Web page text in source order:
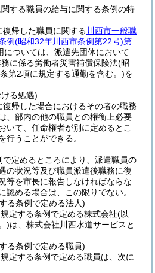
する職員の給与に関する条例の特
帰した職員に関する 川西市一般職
例(昭和32年川西市条例第22号)第
については、派遣先団体において
に係る労働者災害補償保険法(昭
第2項に規定する通勤を含む。)を
る処遇)
帰した場合におけるその者の職務
、部内の他の職員との権衡上必要
いて、任命権者が別に定めるとこ
行うことができる。
で定めるところにより、派遣職員の
の状況等及び職員派遣後職務に復
等を市長に報告しなければならな
認める場合は、この限りでない。
る条例で定める法人)
定する条例で定める株式会社(以
)は、株式会社川西水道サービスと
る条例で定める職員)
定する条例で定める職員は、次に